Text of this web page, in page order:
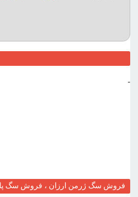
-
فروش سگ ژرمن ارزان ، فروش سگ